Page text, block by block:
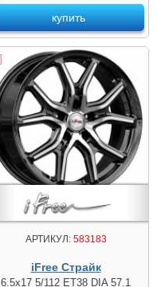
купить
АРТИКУЛ:583183
iFree Страйк
6.5x17 5/112 ET38 DIA 57.1